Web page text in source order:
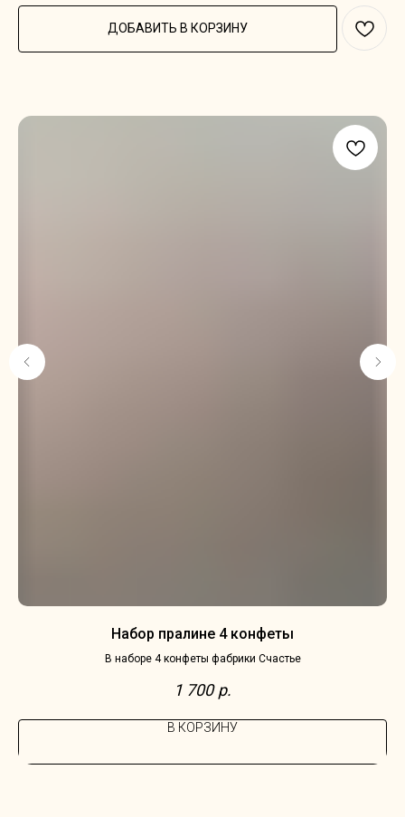
ДОБАВИТЬ В КОРЗИНУ
Набор пралине 4 конфеты
В наборе 4 конфеты фабрики Счастье
1 700 р.
В КОРЗИНУ